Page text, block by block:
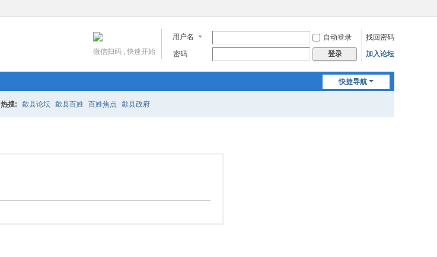
用户名 自动登录
找回密码
密码
登录 加入论坛
微信扫码 , 快速开始
快捷导航
热搜: 歙县论坛 歙县百姓 百姓焦点 歙县政府